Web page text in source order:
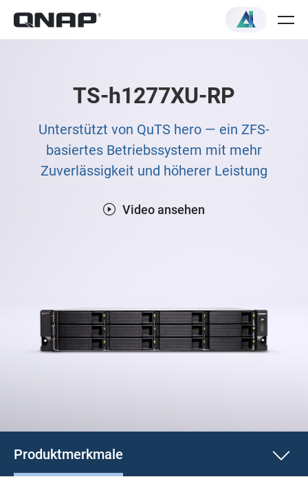
TS-h1277XU-RP
Unterstützt von QuTS hero — ein ZFS-
basiertes Betriebssystem mit mehr
Zuverlässigkeit und höherer Leistung
Video ansehen
Produktmerkmale